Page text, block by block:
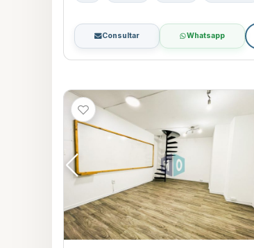
Consultar Whatsapp